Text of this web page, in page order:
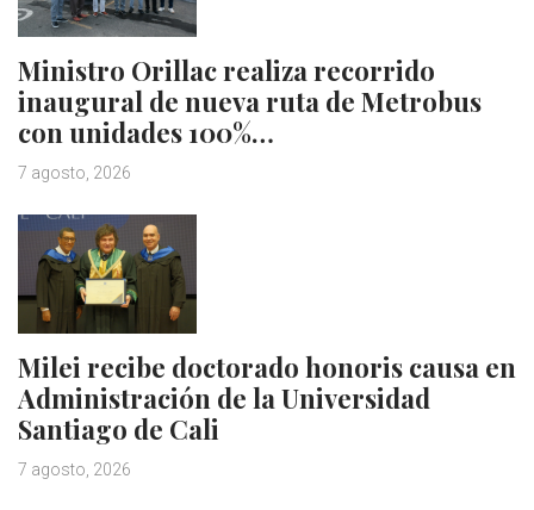
Ministro Orillac realiza recorrido
inaugural de nueva ruta de Metrobus
con unidades 100%…
7 agosto, 2026
Milei recibe doctorado honoris causa en
Administración de la Universidad
Santiago de Cali
7 agosto, 2026